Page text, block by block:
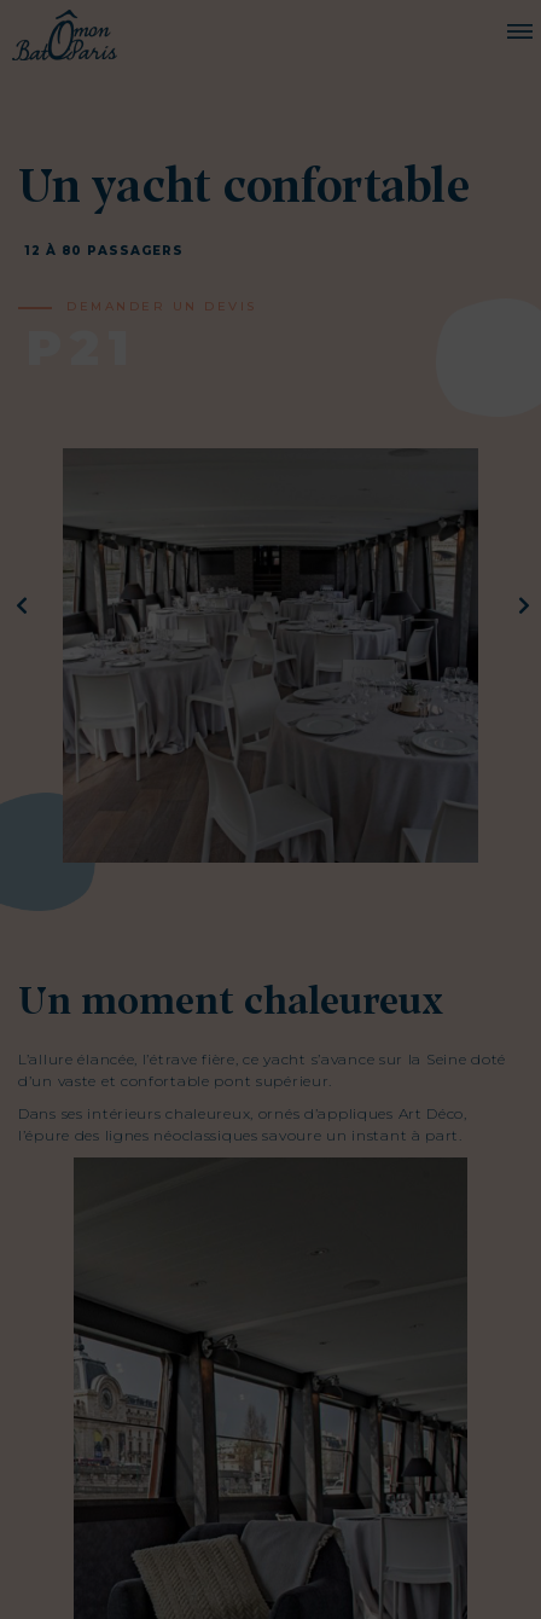
CROISIÈRES
Un yacht confortable
12 À 80 PASSAGERS
DEMANDER UN DEVIS
Un moment chaleureux
L’allure élancée, l’étrave fière, ce yacht s’avance sur la Seine doté
d’un vaste et confortable pont supérieur.
Dans ses intérieurs chaleureux, ornés d’appliques Art Déco,
l’épure des lignes néoclassiques savoure un instant à part.